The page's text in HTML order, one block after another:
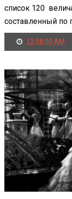
список 120
составленный по
12:58:00 AM